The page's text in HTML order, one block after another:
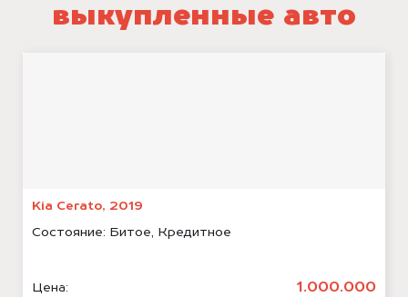
выкупленные авто
Kia Cerato, 2019
Состояние: Битое, Кредитное
Цена: 1.000.000